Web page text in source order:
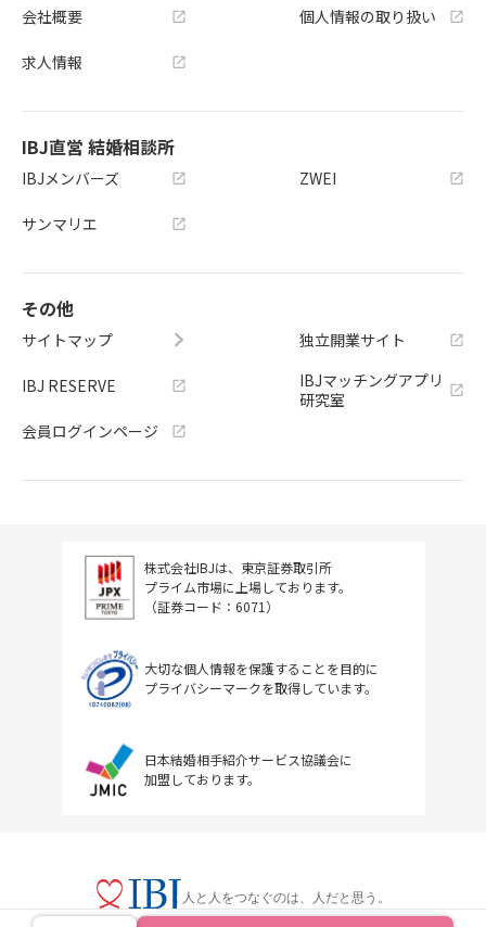
会社概要
求人情報
個人情報の取り扱い
IBJ直営 結婚相談所
IBJメンバーズ
サンマリエ
ZWEI
その他
サイトマップ
IBJ RESERVE
会員ログインページ
独立開業サイト
IBJマッチングアプリ
研究室
株式会社IBJは、東京証券取引所
プライム市場に上場しております。
（証券コード：6071）
大切な個人情報を保護することを目的に
プライバシーマークを取得しています。
日本結婚相手紹介サービス協議会に
加盟しております。
人と人をつなぐのは、人だと思う。